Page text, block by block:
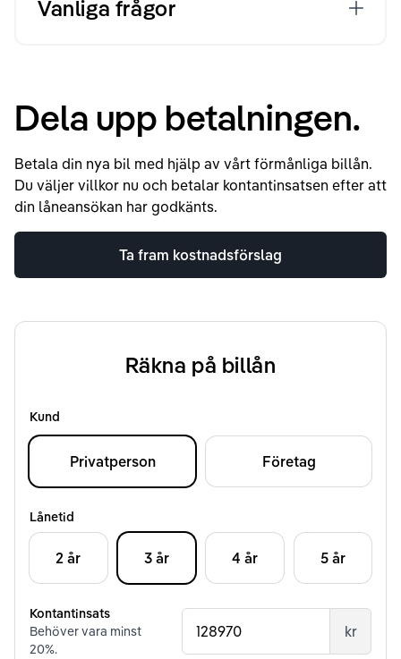
Vanliga frågor
Dela upp betalningen.
Betala din nya bil med hjälp av vårt förmånliga billån.
Du väljer villkor nu och betalar kontantinsatsen efter att
din låneansökan har godkänts.
Ta fram kostnadsförslag
Räkna på billån
Kund
Privatperson Företag
Lånetid
2 år 3 år 4 år 5 år
Kontantinsats
Behöver vara minst
20%.
kr